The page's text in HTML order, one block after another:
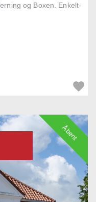
og Boxen. Enkelt-
Åbent